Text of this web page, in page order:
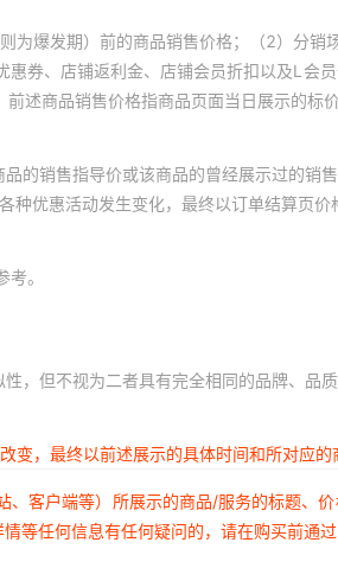
为爆发期）前的商品销售价格；（2）分
券、店铺返利金、店铺会员折扣以及L会
述商品销售价格指商品页面当日展示的
的销售指导价或该商品的曾经展示过的销
种优惠活动发生变化，最终以订单结算页价
。
，但不视为二者具有完全相同的品牌、品
变，最终以前述展示的具体时间和所对应的
客户端等）所展示的商品/服务的标题、
任何信息有任何疑问的，请在购买前通